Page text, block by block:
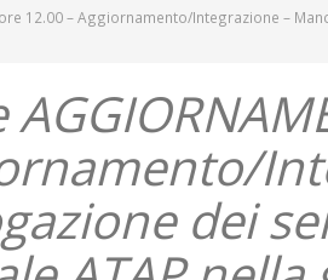
ore 12.00 – Aggiornamento/Integrazione –
dei